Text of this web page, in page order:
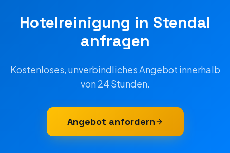
Hotelreinigung in Stendal
anfragen
Kostenloses, unverbindliches Angebot innerhalb
von 24 Stunden.
Angebot anfordern